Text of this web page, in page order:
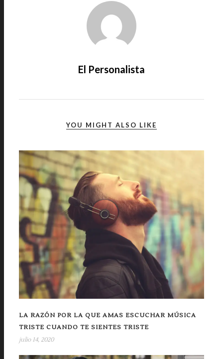
El Personalista
YOU MIGHT ALSO LIKE
LA RAZÓN POR LA QUE AMAS ESCUCHAR MÚSICA
TRISTE CUANDO TE SIENTES TRISTE
julio 14, 2020